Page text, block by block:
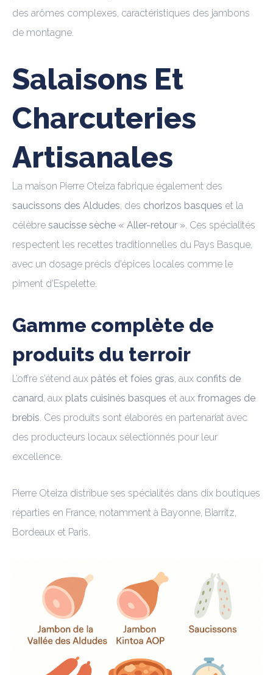
des arômes complexes, caractéristiques des jambons
de montagne.
Salaisons Et
Charcuteries
Artisanales
La maison Pierre Oteiza fabrique également des
saucissons des Aldudes , des chorizos basques et la
célèbre saucisse sèche « Aller-retour » . Ces spécialités
respectent les recettes traditionnelles du Pays Basque,
avec un dosage précis d’épices locales comme le
piment d’Espelette.
Gamme complète de
produits du terroir
L’offre s’étend aux pâtés et foies gras , aux confits de
canard , aux plats cuisinés basques et aux fromages de
brebis . Ces produits sont élaborés en partenariat avec
des producteurs locaux sélectionnés pour leur
excellence.
Pierre Oteiza distribue ses spécialités dans dix boutiques
réparties en France, notamment à Bayonne, Biarritz,
Bordeaux et Paris.